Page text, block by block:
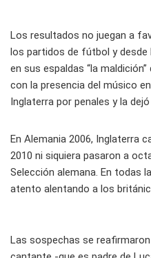
Los resultados no juegan a
los partidos de fútbol y desde
en sus espaldas “la maldición”
con la presencia del músico
Inglaterra por penales y la
En Alemania 2006, Inglaterra
2010 ni siquiera pasaron a
Selección alemana. En todas
atento alentando a los
Las sospechas se